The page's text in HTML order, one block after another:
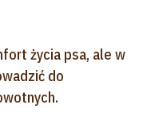
życia psa, ale w
do